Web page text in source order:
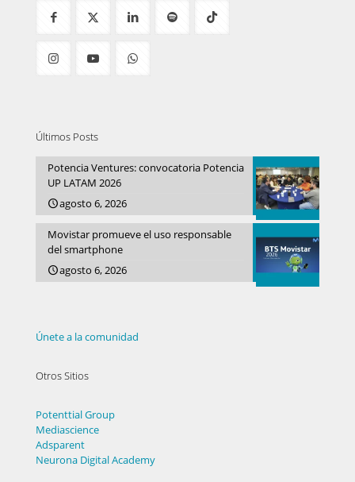
Últimos Posts
Potencia Ventures: convocatoria Potencia
UP LATAM 2026
agosto 6, 2026
Movistar promueve el uso responsable
del smartphone
agosto 6, 2026
Únete a la comunidad
Otros Sitios
Potenttial Group
Mediascience
Adsparent
Neurona Digital Academy